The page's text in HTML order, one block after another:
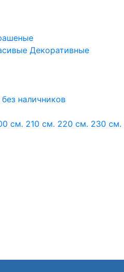
Декоративные
наличников
см. 210 см. 220 см. 230 см.